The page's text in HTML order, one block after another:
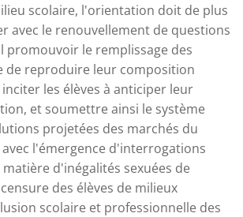
scolaire, l'orientation doit de plus
avec le renouvellement de questions
promouvoir le remplissage des
de reproduire leur composition
les élèves à anticiper leur
et soumettre ainsi le système
projetées des marchés du
l'émergence d'interrogations
d'inégalités sexuées de
des élèves de milieux
scolaire et professionnelle des